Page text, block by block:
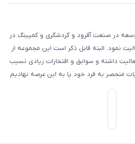
در صنعت آفرود و گردشگری و کمپینگ در
شروع به فعالیت نمود. البته قابل ذکر است این مجموعه از
فعالیت داشته و سوابق و افتخارات زیادی نسیب
منحصر به فرد خود پا به این عرصه نهادیم